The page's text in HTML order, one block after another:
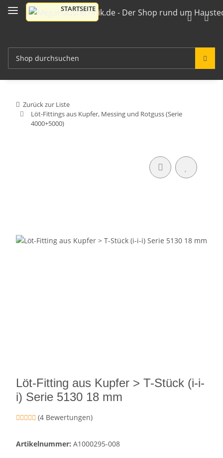
Zurück zur Liste
Löt-Fittings aus Kupfer, Messing und Rotguss (Serie
4000+5000)
Löt-Fitting aus Kupfer > T-Stück (i-i-
i) Serie 5130 18 mm
(4 Bewertungen)
Artikelnummer: A1000295-008